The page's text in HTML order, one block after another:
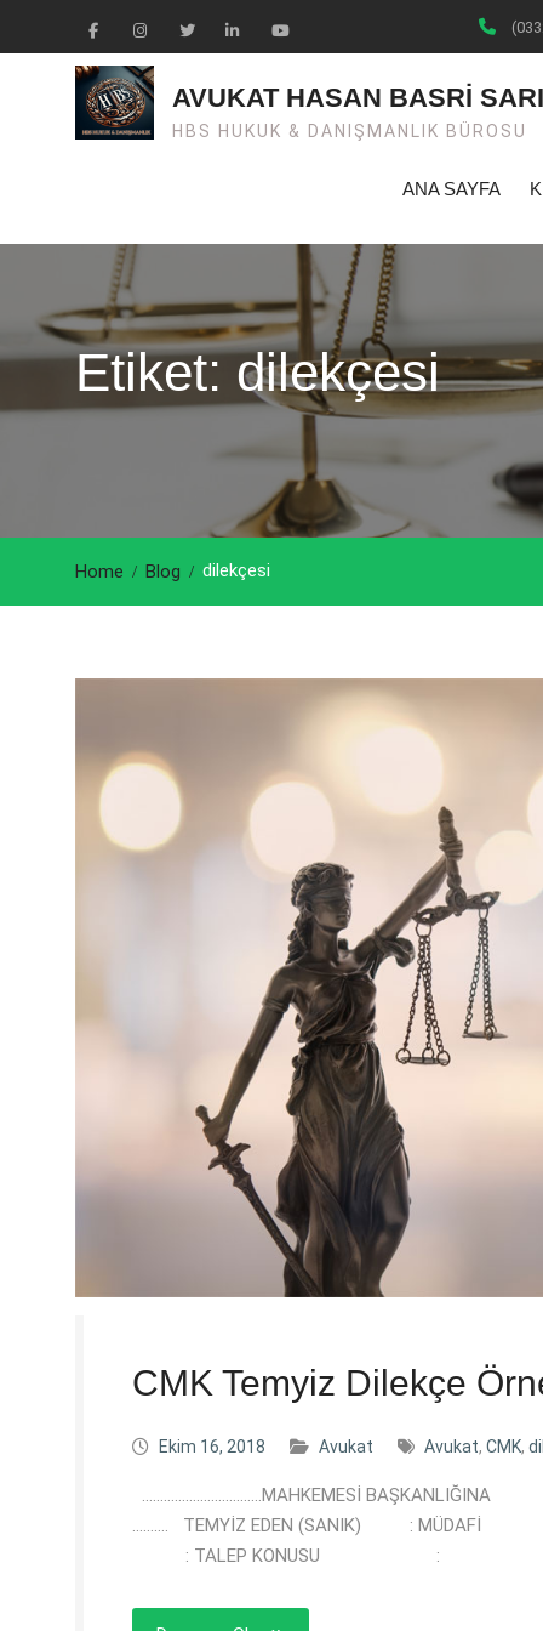
FacebookInstagramTwiter LinkedinYoutube
AVUKAT HASAN BASRİ SARI
HBS HUKUK & DANIŞMANLIK BÜROSU
ANA SAYFA
Etiket: dilekçesi
Home Blog dilekçesi
CMK Temyiz Dilekçe
Ekim 16, 2018 Avukat Avukat, CMK,
………. TEMYİZ EDEN (SANIK) :
: TALEP KONUSU :